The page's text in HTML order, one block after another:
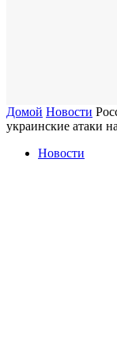
Домой Новости
украинские атаки
Новости